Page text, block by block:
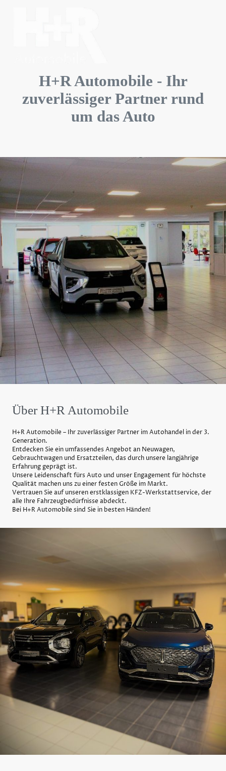
H+R Automobile - Ihr
zuverlässiger Partner rund
um das Auto
Über H+R Automobile
H+R Automobile – Ihr zuverlässiger Partner im Autohandel in der 3.
Generation.
Entdecken Sie ein umfassendes Angebot an Neuwagen,
Gebrauchtwagen und Ersatzteilen, das durch unsere langjährige
Erfahrung geprägt ist.
Unsere Leidenschaft fürs Auto und unser Engagement für höchste
Qualität machen uns zu einer festen Größe im Markt.
Vertrauen Sie auf unseren erstklassigen KFZ-Werkstattservice, der
alle Ihre Fahrzeugbedürfnisse abdeckt.
Bei H+R Automobile sind Sie in besten Händen!